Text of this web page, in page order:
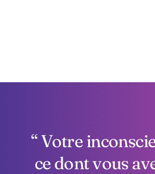
Votre
ce dont vous